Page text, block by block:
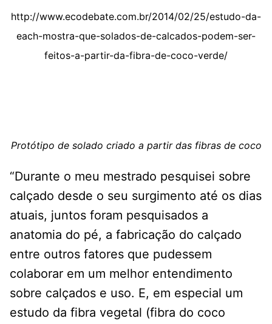
http://www.ecodebate.com.br/2014/02/25/estudo-da-
each-mostra-que-solados-de-calcados-podem-ser-
feitos-a-partir-da-fibra-de-coco-verde/
Protótipo de solado criado a partir das fibras de coco
“Durante o meu mestrado pesquisei sobre
calçado desde o seu surgimento até os dias
atuais, juntos foram pesquisados a
anatomia do pé, a fabricação do calçado
entre outros fatores que pudessem
colaborar em um melhor entendimento
sobre calçados e uso. E, em especial um
estudo da fibra vegetal (fibra do coco